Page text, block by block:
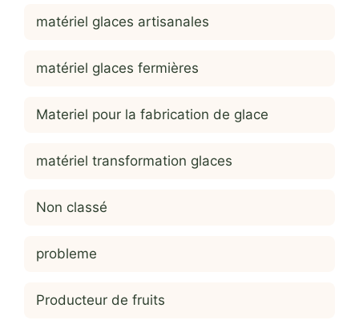
matériel glaces artisanales
matériel glaces fermières
Materiel pour la fabrication de glace
matériel transformation glaces
Non classé
probleme
Producteur de fruits